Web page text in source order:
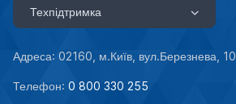
Техпідтримка
Адреса: 02160, м.Київ, вул.Березнева, 10
Телефон: 0 800 330 255